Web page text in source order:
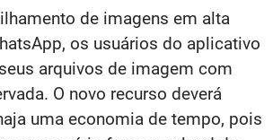
de imagens em alta
os usuários do aplicativo
arquivos de imagem com
O novo recurso deverá
uma economia de tempo, pois